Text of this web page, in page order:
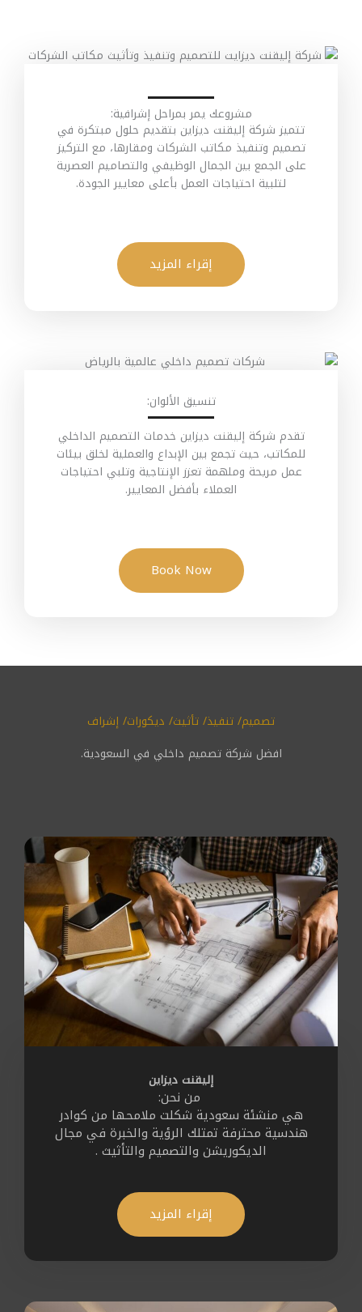
مشروعك يمر بمراحل إشرافية:
تتميز شركة إليقنت ديزاين بتقديم حلول مبتكرة في
تصميم وتنفيذ مكاتب الشركات ومقارها، مع التركيز
على الجمع بين الجمال الوظيفي والتصاميم العصرية
لتلبية احتياجات العمل بأعلى معايير الجودة.
إقراء المزيد
تنسيق الألوان:
تقدم شركة إليقنت ديزاين خدمات التصميم الداخلي
للمكاتب، حيث تجمع بين الإبداع والعملية لخلق بيئات
عمل مريحة وملهمة تعزز الإنتاجية وتلبي احتياجات
العملاء بأفضل المعايير.
Book Now
تصميم/ تنفيذ/ تأثيث/ ديكورات/ إشراف
افضل شركة تصميم داخلي في السعودية.
إليقنت ديزاين
من نحن:
هي منشئة سعودية شكلت ملامحها من كوادر
هندسية محترفة تمتلك الرؤية والخبرة في مجال
الديكوريشن والتصميم والتأثيث .
إقراء المزيد